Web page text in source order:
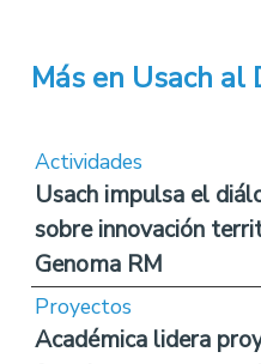
Más en Usach al
Actividades
Usach impulsa el
sobre innovación
Genoma RM
Proyectos
Académica lidera